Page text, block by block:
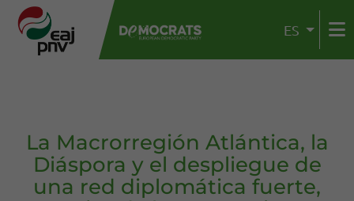
ES
La Macrorregión Atlántica, la
Diáspora y el despliegue de
una red diplomática fuerte,